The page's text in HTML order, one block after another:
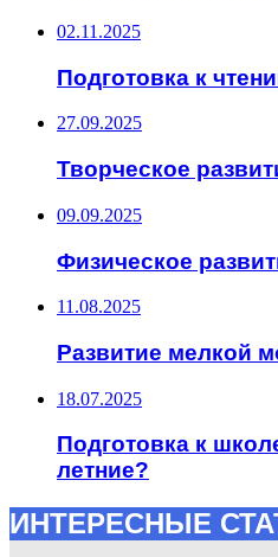
02.11.2025
Подготовка к
27.09.2025
Творческое
09.09.2025
Физическое
11.08.2025
Развитие мелкой
18.07.2025
Подготовка к
летние?
ИНТЕРЕСНЫЕ